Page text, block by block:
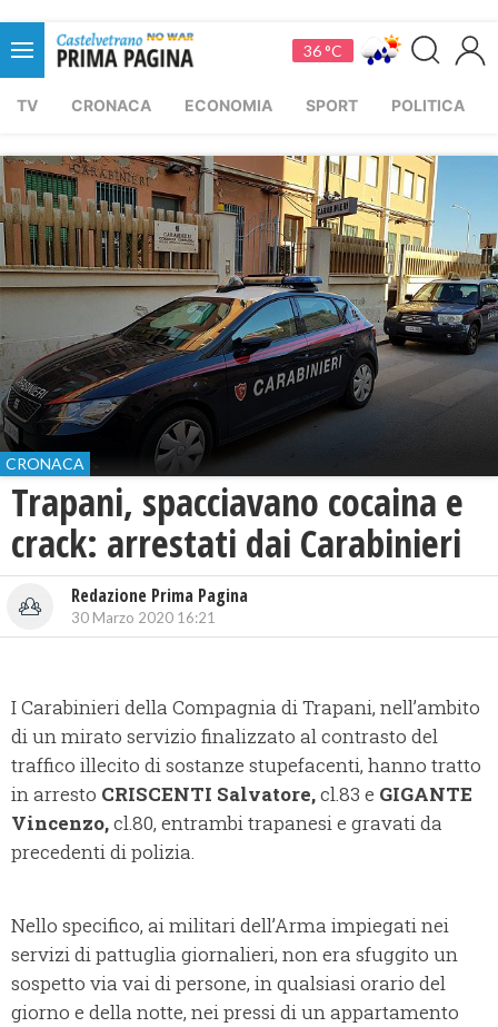
36 °C
TV CRONACA ECONOMIA SPORT POLITICA
CRONACA
Trapani, spacciavano cocaina e
crack: arrestati dai Carabinieri
Redazione Prima Pagina
30 Marzo 2020 16:21
I Carabinieri della Compagnia di Trapani, nell’ambito
di un mirato servizio finalizzato al contrasto del
traffico illecito di sostanze stupefacenti, hanno tratto
in arresto CRISCENTI Salvatore,cl.83 e GIGANTE
Vincenzo,cl.80, entrambi trapanesi e gravati da
precedenti di polizia.
Nello specifico, ai militari dell’Arma impiegati nei
servizi di pattuglia giornalieri, non era sfuggito un
sospetto via vai di persone, in qualsiasi orario del
giorno e della notte, nei pressi di un appartamento